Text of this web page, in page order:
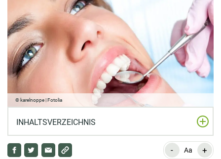
© karelnoppe | Fotolia
INHALTSVERZEICHNIS
Bleaching, Bonding & Co.: Kosmetische Methoden für
- Aa +